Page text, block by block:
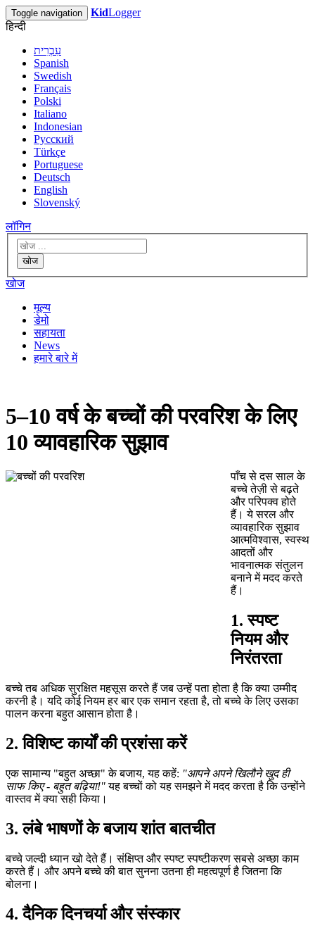
Toggle navigation KidLogger
हिन्दी
עִבְרִית
Spanish
Swedish
Français
Polski
Italiano
Indonesian
Русский
Türkçe
Portuguese
Deutsch
English
Slovenský
लॉगिन
खोज
खोज
मूल्य
डेमो
सहायता
News
हमारे बारे में
5–10 वर्ष के बच्चों की परवरिश के लिए
10 व्यावहारिक सुझाव
पाँच से दस साल के
बच्चे तेज़ी से बढ़ते
और परिपक्व होते
हैं। ये सरल और
व्यावहारिक सुझाव
आत्मविश्वास, स्वस्थ
आदतों और
भावनात्मक संतुलन
बनाने में मदद करते
हैं।
1. स्पष्ट
नियम और
निरंतरता
बच्चे तब अधिक सुरक्षित महसूस करते हैं जब उन्हें पता होता है कि क्या उम्मीद
करनी है। यदि कोई नियम हर बार एक समान रहता है, तो बच्चे के लिए उसका
पालन करना बहुत आसान होता है।
2. विशिष्ट कार्यों की प्रशंसा करें
एक सामान्य "बहुत अच्छा" के बजाय, यह कहें: "आपने अपने खिलौने खुद ही
साफ किए - बहुत बढ़िया!"यह बच्चों को यह समझने में मदद करता है कि उन्होंने
वास्तव में क्या सही किया।
3. लंबे भाषणों के बजाय शांत बातचीत
बच्चे जल्दी ध्यान खो देते हैं। संक्षिप्त और स्पष्ट स्पष्टीकरण सबसे अच्छा काम
करते हैं। और अपने बच्चे की बात सुनना उतना ही महत्वपूर्ण है जितना कि
बोलना।
4. दैनिक दिनचर्या और संस्कार